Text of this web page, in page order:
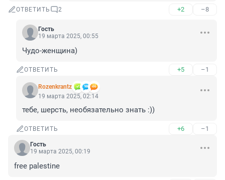
ОТВЕТИТЬ 2 +2 –8
Гость
19 марта 2025, 00:55
Чудо-женщина)
ОТВЕТИТЬ +5 –1
Rozenkrantz
19 марта 2025, 02:14
тебе, шерсть, необязательно знать :))
ОТВЕТИТЬ +6 –1
Гость
19 марта 2025, 00:19
free palestine